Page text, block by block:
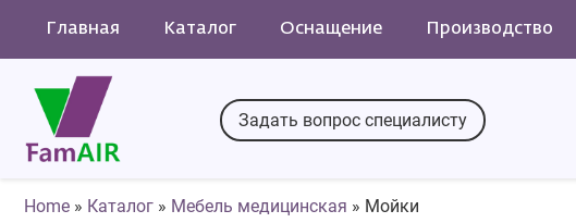
Главная Каталог Оснащение Производство
Задать вопрос специалисту
Home » Каталог » Мебель медицинская » Мойки